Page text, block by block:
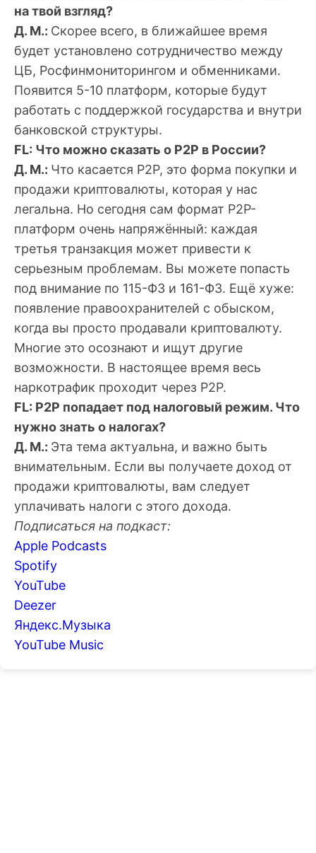
на твой взгляд?
Д. М.: Скорее всего, в ближайшее время
будет установлено сотрудничество между
ЦБ, Росфинмониторингом и обменниками.
Появится 5-10 платформ, которые будут
работать с поддержкой государства и внутри
банковской структуры.
FL: Что можно сказать о P2P в России?
Д. М.: Что касается P2P, это форма покупки и
продажи криптовалюты, которая у нас
легальна. Но сегодня сам формат P2P-
платформ очень напряжённый: каждая
третья транзакция может привести к
серьезным проблемам. Вы можете попасть
под внимание по 115-ФЗ и 161-ФЗ. Ещё хуже:
появление правоохранителей с обыском,
когда вы просто продавали криптовалюту.
Многие это осознают и ищут другие
возможности. В настоящее время весь
наркотрафик проходит через P2P.
FL: P2P попадает под налоговый режим. Что
нужно знать о налогах?
Д. М.: Эта тема актуальна, и важно быть
внимательным. Если вы получаете доход от
продажи криптовалюты, вам следует
уплачивать налоги с этого дохода.
Подписаться на подкаст:
Apple Podcasts
Spotify
YouTube
Deezer
Яндекс.Музыка
YouTube Music